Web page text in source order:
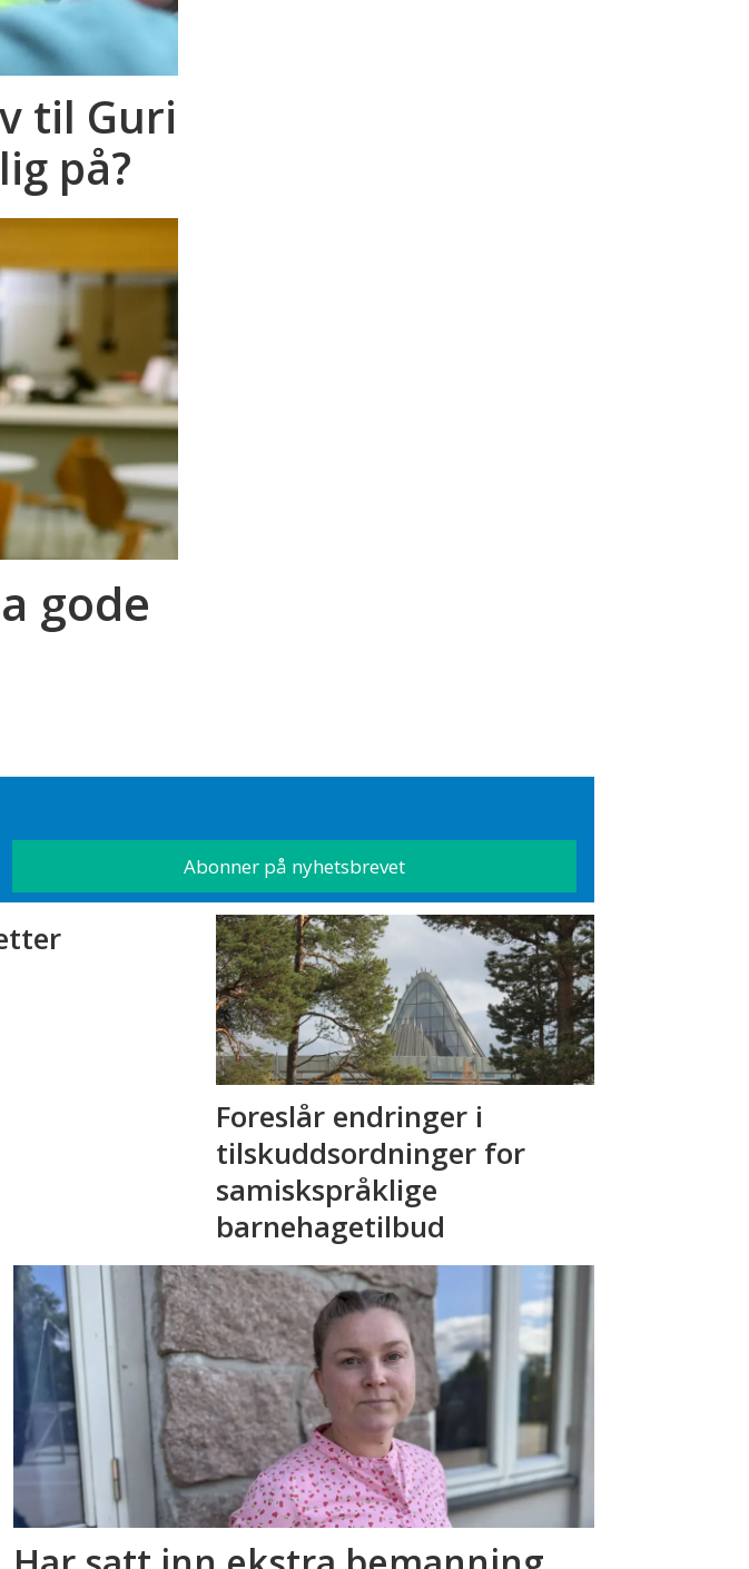
til Guri
på?
gode
Foreslår endringer i
tilskuddsordninger for
samiskspråklige
barnehagetilbud